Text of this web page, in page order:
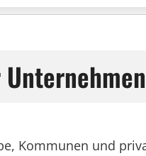
Kommunen und